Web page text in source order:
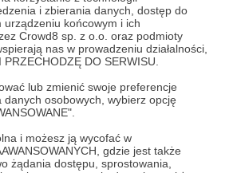
i zbierania danych, dostęp do
urządzeniu końcowym i ich
Crowd8 sp. z o.o. oraz podmioty
nas w prowadzeniu działalności,
DO SERWISU.
lub zmienić swoje preferencje
osobowych, wybierz opcję
i możesz ją wycofać w
gdzie jest także
żądania dostępu, sprostowania,
akceptujęRegulaminserwisu oraz
przetwarzanie moich danych
w formularzu rejestracyjnym w celu